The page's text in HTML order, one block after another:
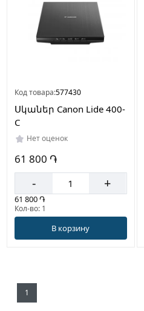
Код товара:577430
Սկաներ Canon Lide 400-
C
Нет оценок
61 800 ֏
- +
61 800 ֏
Кол-во: 1
В корзину
1